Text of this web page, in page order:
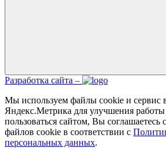
Разработка сайта –
Мы используем файлы cookie и сервис
Яндекс.Метрика для улучшения
пользоваться сайтом, Вы соглашаетесь
файлов cookie в соответствии с
персональных данных.